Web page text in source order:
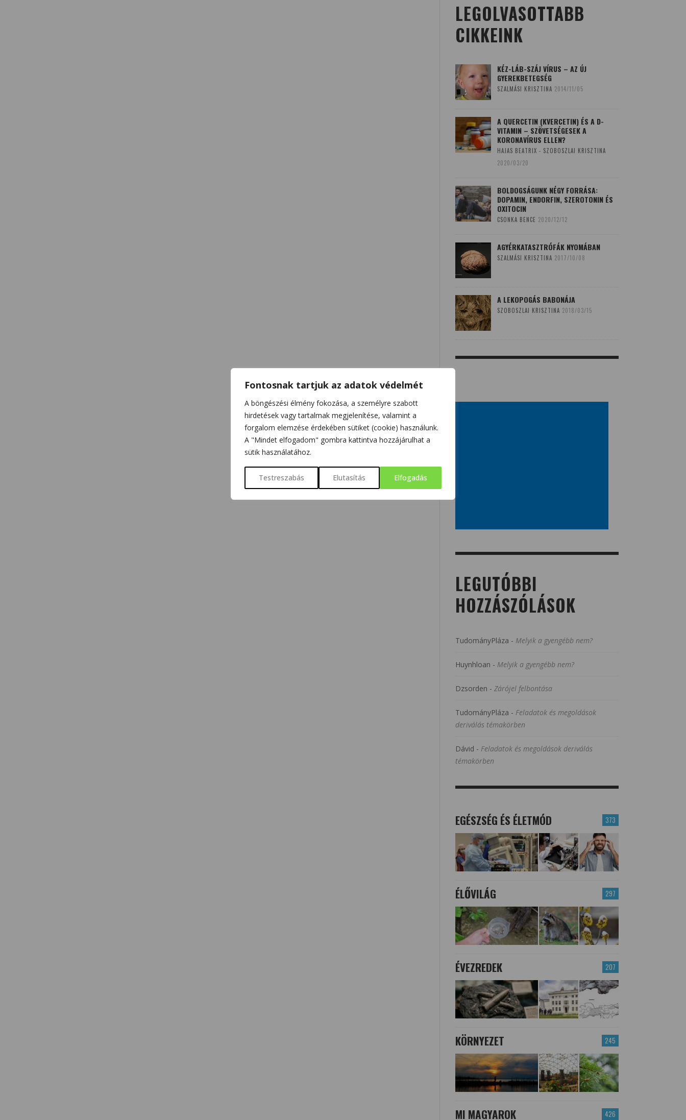
Fontosnak tartjuk az adatok védelmét
A böngészési élmény fokozása, a személyre szabott
hirdetések vagy tartalmak megjelenítése, valamint a
forgalom elemzése érdekében sütiket (cookie) használunk.
A "Mindet elfogadom" gombra kattintva hozzájárulhat a
sütik használatához.
Testreszabás Elutasítás Elfogadás
LEGOLVASOTTABB
CIKKEINK
KÉZ-LÁB-SZÁJ VÍRUS – AZ ÚJ
GYEREKBETEGSÉG
SZALMÁSI KRISZTINA 2014/11/05
A QUERCETIN (KVERCETIN) ÉS A D-
VITAMIN – SZÖVETSÉGESEK A
KORONAVÍRUS ELLEN?
HAJAS BEATRIX - SZOBOSZLAI KRISZTINA
2020/03/20
BOLDOGSÁGUNK NÉGY FORRÁSA:
DOPAMIN, ENDORFIN, SZEROTONIN ÉS
OXITOCIN
CSONKA BENCE 2020/12/12
AGYÉRKATASZTRÓFÁK NYOMÁBAN
SZALMÁSI KRISZTINA 2017/10/08
A LEKOPOGÁS BABONÁJA
SZOBOSZLAI KRISZTINA 2018/03/15
LEGUTÓBBI
HOZZÁSZÓLÁSOK
TudományPláza - Melyik a gyengébb nem?
Huynhloan - Melyik a gyengébb nem?
Dzsorden - Zárójel felbontása
TudományPláza - Feladatok és megoldások
deriválás témakörben
Dávid - Feladatok és megoldások deriválás
témakörben
373
EGÉSZSÉG ÉS ÉLETMÓD
297
ÉLŐVILÁG
207
ÉVEZREDEK
245
KÖRNYEZET
426
MI MAGYAROK